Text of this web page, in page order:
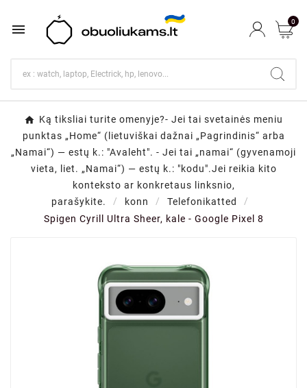
 0
Ką tiksliai turite omenyje?- Jei tai svetainės meniu
punktas „Home“ (lietuviškai dažnai „Pagrindinis“ arba
„Namai“) — estų k.: "Avaleht". - Jei tai „namai“ (gyvenamoji
vieta, liet. „Namai“) — estų k.: "kodu".Jei reikia kito
konteksto ar konkretaus linksnio,
parašykite.
konn
Telefonikatted
Spigen Cyrill Ultra Sheer, kale - Google Pixel 8